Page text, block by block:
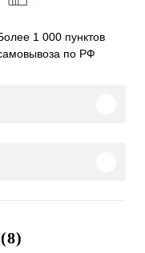
1 000 пунктов
по РФ